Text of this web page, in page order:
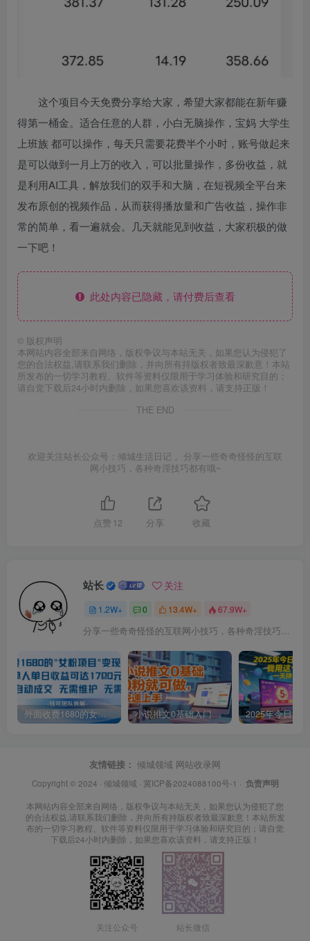
这个项目今天免费分享给大家，希望大家都能在新年赚
得第一桶金。适合任意的人群，小白无脑操作，宝妈 大学生
上班族 都可以操作，每天只需要花费半个小时，账号做起来
是可以做到一月上万的收入，可以批量操作，多份收益，就
是利用AI工具，解放我们的双手和大脑，在短视频全平台来
发布原创的视频作品，从而获得播放量和广告收益，操作非
常的简单，看一遍就会。几天就能见到收益，大家积极的做
一下吧！
此处内容已隐藏，请付费后查看
© 版权声明
本网站内容全部来自网络，版权争议与本站无关，如果您认为侵犯了
您的合法权益,请联系我们删除，并向所有持版权者致最深歉意！本站
所发布的一切学习教程、软件等资料仅限用于学习体验和研究目的；
请自觉下载后24小时内删除，如果您喜欢该资料，请支持正版！
THE END
欢迎关注站长公众号：倾城生活日记 。分享一些奇奇怪怪的互联
网小技巧，各种奇淫技巧都有哦~
点赞 12 分享 收藏
站长 关注
1.2W+ 0 13.4W+ 67.9W+
外面收费1680的女粉项目变现，单人单日收益可达1.7k，全自动成交无需维护 小说推文0基础入门教程，0粉就可做，快速上手
友情链接： 倾城领域 网站收录网
Copyright © 2024 · 倾城领域 · 冀ICP备2024088100号-1 · 负责声明
本网站内容全部来自网络，版权争议与本站无关，如果您认为侵犯了您
的合法权益,请联系我们删除，并向所有持版权者致最深歉意！本站所发
布的一切学习教程、软件等资料仅限用于学习体验和研究目的；请自觉
下载后24小时内删除，如果您喜欢该资料，请支持正版！
关注公众号 站长微信